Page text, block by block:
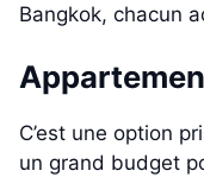
Bangkok, chacun
C’est une option
un grand budget